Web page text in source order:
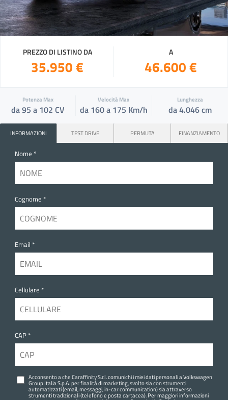
PREZZO DI LISTINO DA
35.950 €
A
46.600 €
Potenza Max
da 95 a 102 CV
Velocità Max
da 160 a 175 Km/h
Lunghezza
da 4.046 cm
INFORMAZIONI TEST DRIVE PERMUTA FINANZIAMENTO
Nome *
Cognome *
Email *
Cellulare *
CAP *
Acconsento a che Caraffinity S.r.l. comunichi i miei dati personali a Volkswagen
Group Italia S.p.A. per finalità di marketing, svolto sia con strumenti
automatizzati (email, messaggi, in-car communication) sia attraverso
strumenti tradizionali (telefono e posta cartacea). Per maggiori informazioni